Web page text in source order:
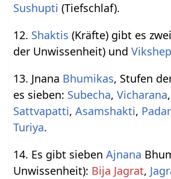
Sushupti (Tiefschlaf).
12. Shaktis (Kräfte) gibt es
der Unwissenheit) und
13. Jnana Bhumikas, Stufen
es sieben: Subecha,Vicharana
Sattvapatti,Asamshakti,
Turiya.
14. Es gibt siebenAjnana
Unwissenheit): Bija Jagrat,